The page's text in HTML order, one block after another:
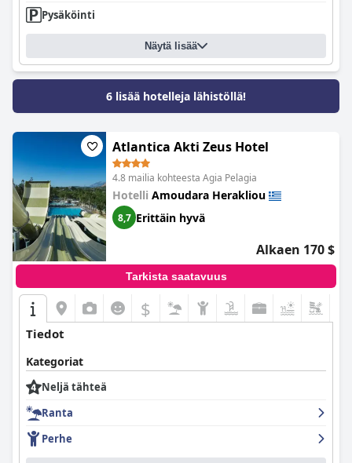
Pysäköinti
Näytä lisää
6 lisää hotelleja lähistöllä!
Atlantica Akti Zeus Hotel
4.8 mailia kohteesta Agia Pelagia
Hotelli Amoudara Herakliou
8,7 Erittäin hyvä
Alkaen 170 $
Tarkista saatavuus
$
Tiedot
Kategoriat
Neljä tähteä
Ranta
Perhe